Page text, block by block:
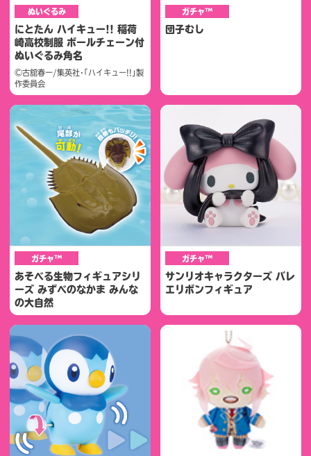
ぬいぐるみ
にとたん ハイキュー!! 稲荷
崎高校制服 ボールチェーン付
ぬいぐるみ角名
©古舘春一/集英社･｢ハイキュー!!｣製
作委員会
ガチャ™
団子むし
ガチャ™
あそべる生物フィギュアシリ
ーズ みずべのなかま みんな
の大自然
ガチャ™
サンリオキャラクターズ バレ
エリボンフィギュア